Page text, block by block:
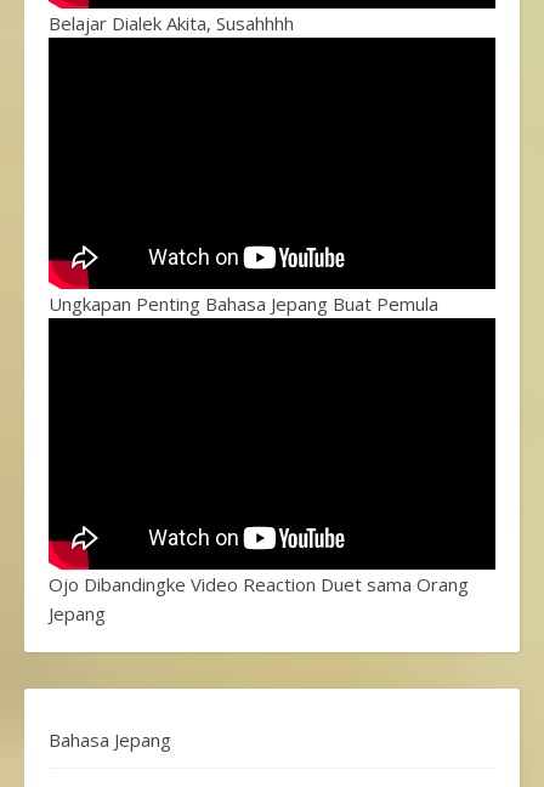
Belajar Dialek Akita, Susahhhh
Ungkapan Penting Bahasa Jepang Buat Pemula
Ojo Dibandingke Video Reaction Duet sama Orang
Jepang
Bahasa Jepang